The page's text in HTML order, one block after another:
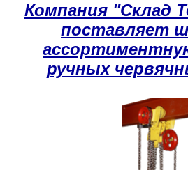
Компания "Склад
поставляет
ручных